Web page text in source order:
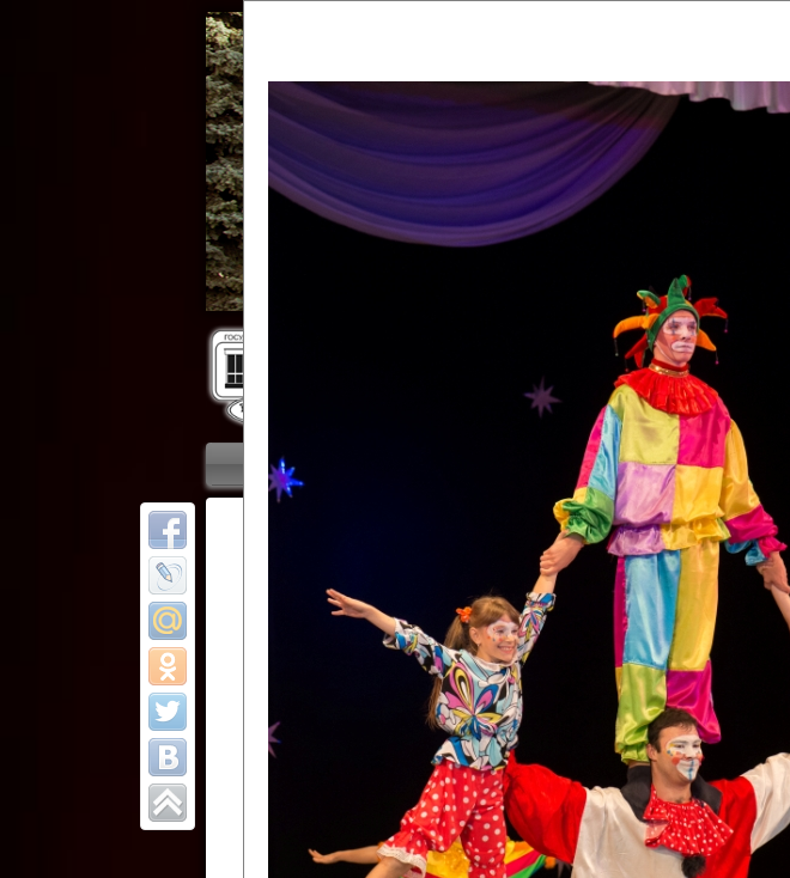
Дворец
Главная Новости
ОТЧЕТЫ ГКЦ
Финал Республиканского
цирковых коллективов
Приднестровского цирка"
Участники фестиваля:
Образцовый эстрадно-цирковой коллектив
Протягайловка, г. Бендеры , руководитель Рогожинер
Народный цирковой клоунский коллектив «Шари-
досуговый центр «Шелковик» г.Бендеры, руководители